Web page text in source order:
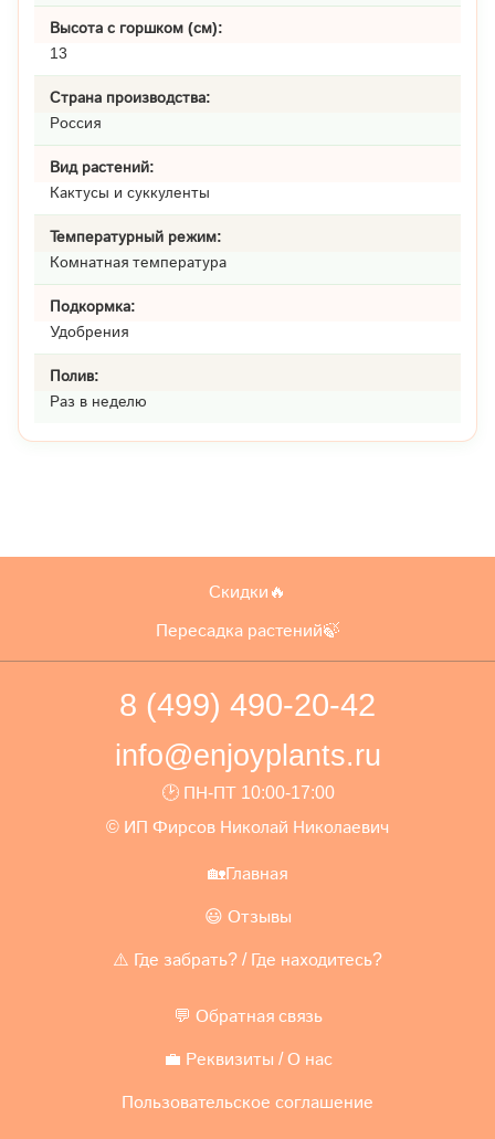
Высота с горшком (см):
13
Страна производства:
Россия
Вид растений:
Кактусы и суккуленты
Температурный режим:
Комнатная температура
Подкормка:
Удобрения
Полив:
Раз в неделю
Скидки🔥
Пересадка растений🍃
8 (499) 490-20-42
info@enjoyplants.ru
🕑 ПН-ПТ 10:00-17:00
© ИП Фирсов Николай Николаевич
🏡Главная
😃 Отзывы
⚠️ Где забрать? / Где находитесь?
💬 Обратная связь
💼 Реквизиты / О нас
Пользовательское соглашение